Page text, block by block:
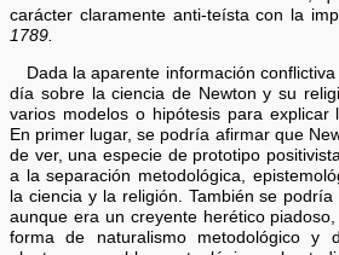
carácter claramente anti-teísta con la
1789.
Dada la aparente información
día sobre la ciencia de Newton y su
varios modelos o hipótesis para explicar
En primer lugar, se podría afirmar que
de ver, una especie de prototipo
a la separación metodológica,
la ciencia y la religión. También se podría
aunque era un creyente herético
forma de naturalismo metodológico